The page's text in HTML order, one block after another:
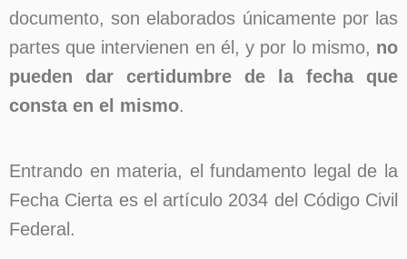
documento, son elaborados únicamente por las
partes que intervienen en él, y por lo mismo, no
pueden dar certidumbre de la fecha que
consta en el mismo.
Entrando en materia, el fundamento legal de la
Fecha Cierta es el artículo 2034 del Código Civil
Federal.